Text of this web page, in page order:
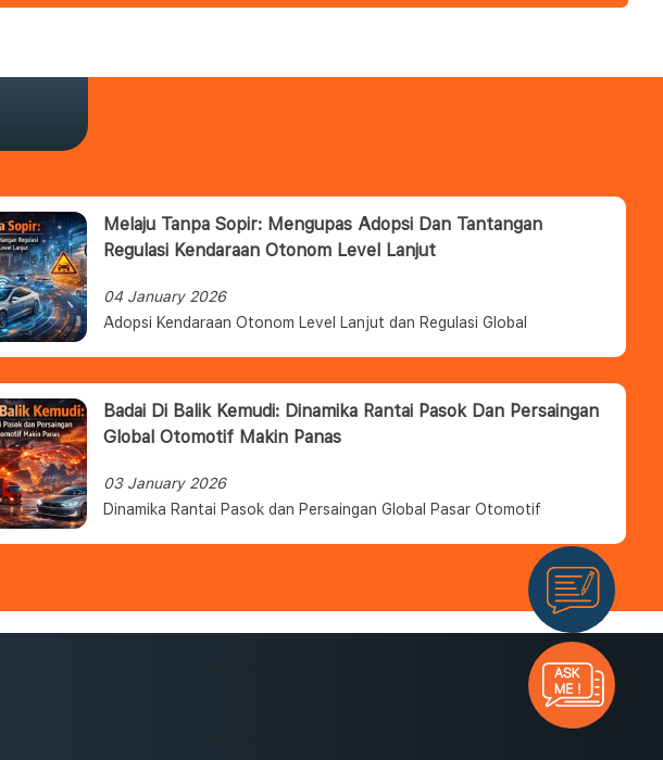
Melaju Tanpa Sopir: Mengupas Adopsi Dan Tantangan
Regulasi Kendaraan Otonom Level Lanjut
04 January 2026
Adopsi Kendaraan Otonom Level Lanjut dan Regulasi Global
Badai Di Balik Kemudi: Dinamika Rantai Pasok Dan Persaingan
Global Otomotif Makin Panas
03 January 2026
Dinamika Rantai Pasok dan Persaingan Global Pasar Otomotif